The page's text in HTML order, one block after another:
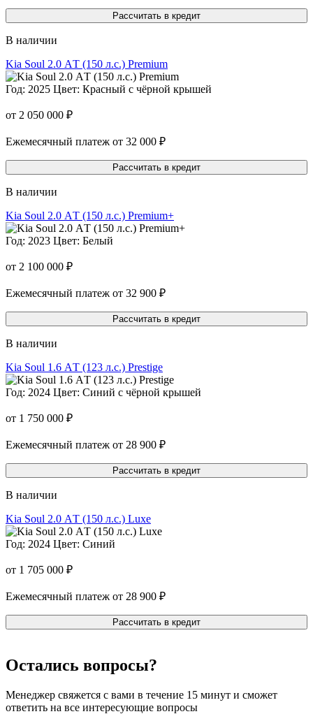
Рассчитать в кредит
В наличии
Kia Soul 2.0 АT (150 л.с.) Premium
Год: 2025 Цвет: Красный с чёрной крышей
от 2 050 000 ₽
Ежемесячный платеж от 32 000 ₽
Рассчитать в кредит
В наличии
Kia Soul 2.0 АT (150 л.с.) Premium+
Год: 2023 Цвет: Белый
от 2 100 000 ₽
Ежемесячный платеж от 32 900 ₽
Рассчитать в кредит
В наличии
Kia Soul 1.6 АT (123 л.с.) Prestige
Год: 2024 Цвет: Синий с чёрной крышей
от 1 750 000 ₽
Ежемесячный платеж от 28 900 ₽
Рассчитать в кредит
В наличии
Kia Soul 2.0 АT (150 л.с.) Luxe
Год: 2024 Цвет: Синий
от 1 705 000 ₽
Ежемесячный платеж от 28 900 ₽
Рассчитать в кредит
Остались вопросы?
Менеджер свяжется с вами в течение 15 минут и сможет
ответить на все интересующие вопросы